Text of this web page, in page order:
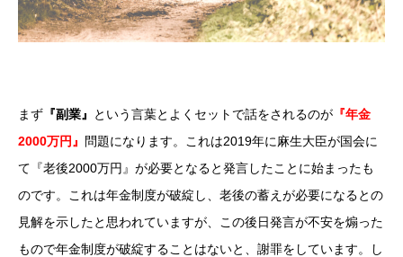
まず 『副業』 という言葉とよくセットで話をされるのが 『年金
2000万円』
問題になります。これは2019年に麻生大臣が国会に
て『老後2000万円』が必要となると発言したことに始まったも
のです。これは年金制度が破綻し、老後の蓄えが必要になるとの
見解を示したと思われていますが、この後日発言が不安を煽った
もので年金制度が破綻することはないと、謝罪をしています。し